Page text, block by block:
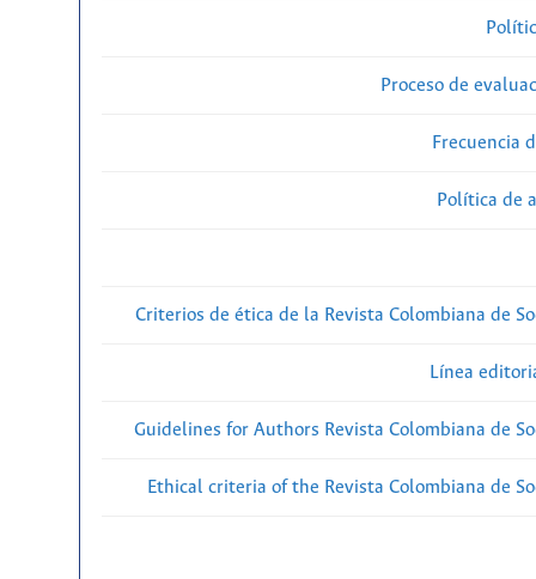
Proceso de
Frecuencia
Política de
Criterios de ética de la Revista Colombiana de
Línea
Guidelines for Authors Revista Colombiana de
Ethical criteria of the Revista Colombiana de